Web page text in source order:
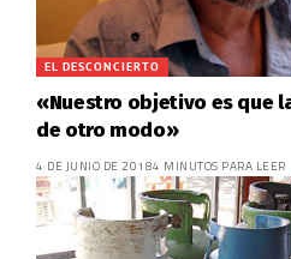
EL DESCONCIERTO
«Nuestro objetivo es que
de otro modo»
4 DE JUNIO DE 20184 MINUTOS PARA LEER